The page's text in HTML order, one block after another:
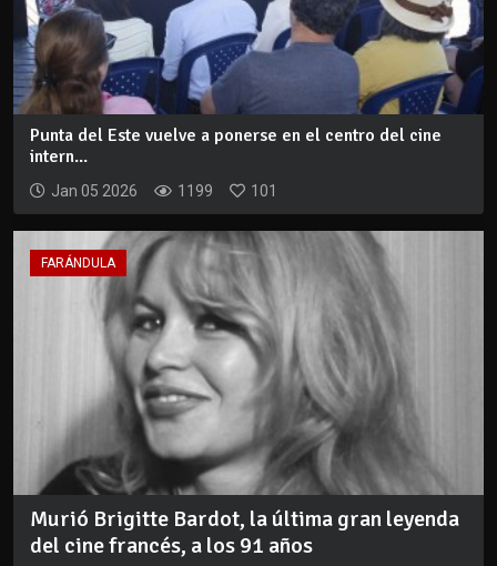
Punta del Este vuelve a ponerse en el centro del cine
intern...
Jan 05 2026 1199 101
FARÁNDULA
Murió Brigitte Bardot, la última gran leyenda
del cine francés, a los 91 años